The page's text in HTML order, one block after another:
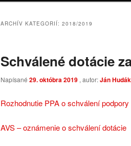
obsah
obsah
ARCHÍV KATEGORIÍ: 2018/2019
Schválené dotácie
Napísané 29. októbra 2019 , autor:Ján Hudák
Rozhodnutie PPA o schválení podpory
AVS – oznámenie o schválení dotácie